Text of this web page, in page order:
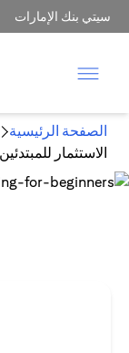
سيتي بنك الإمارات
الصفحة الرئيسية
الاستثمار للمبتدئين